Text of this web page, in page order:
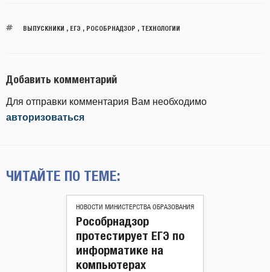
ВЫПУСКНИКИ , ЕГЭ , РОСОБРНАДЗОР , ТЕХНОЛОГИИ
Добавить комментарий
Для отправки комментария Вам необходимо
авторизоваться
ЧИТАЙТЕ ПО ТЕМЕ:
НОВОСТИ МИНИСТЕРСТВА ОБРАЗОВАНИЯ
Рособрнадзор
протестирует ЕГЭ по
информатике на
компьютерах